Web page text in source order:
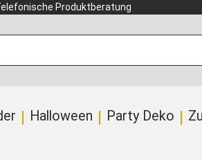
Produktberatung
Halloween Party Deko